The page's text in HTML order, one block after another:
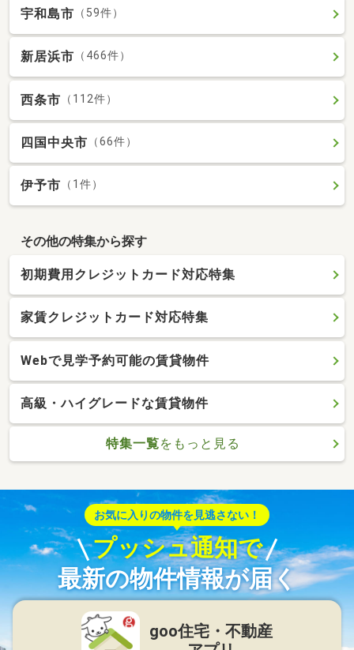
宇和島市 （59件）
新居浜市 （466件）
西条市 （112件）
四国中央市 （66件）
伊予市 （1件）
その他の特集から探す
初期費用クレジットカード対応特集
家賃クレジットカード対応特集
Webで見学予約可能の賃貸物件
高級・ハイグレードな賃貸物件
特集一覧をもっと見る
お気に入りの物件を見逃さない！
プッシュ通知で
最新の物件情報が届く
goo住宅・不動産